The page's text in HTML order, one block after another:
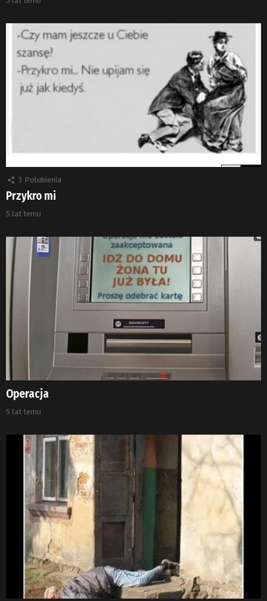
3 Polubienia
Przykro mi
5 lat temu
Operacja
5 lat temu